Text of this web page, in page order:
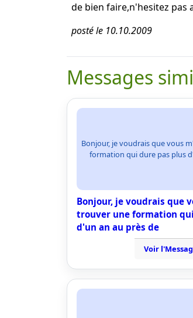
de bien faire,n'hesitez pas
posté le 10.10.2009
Messages
Bonjour, je voudrais que vous
formation qui dure pas plus
Bonjour, je voudrais que
trouver une formation
d'un an au près de
Voir